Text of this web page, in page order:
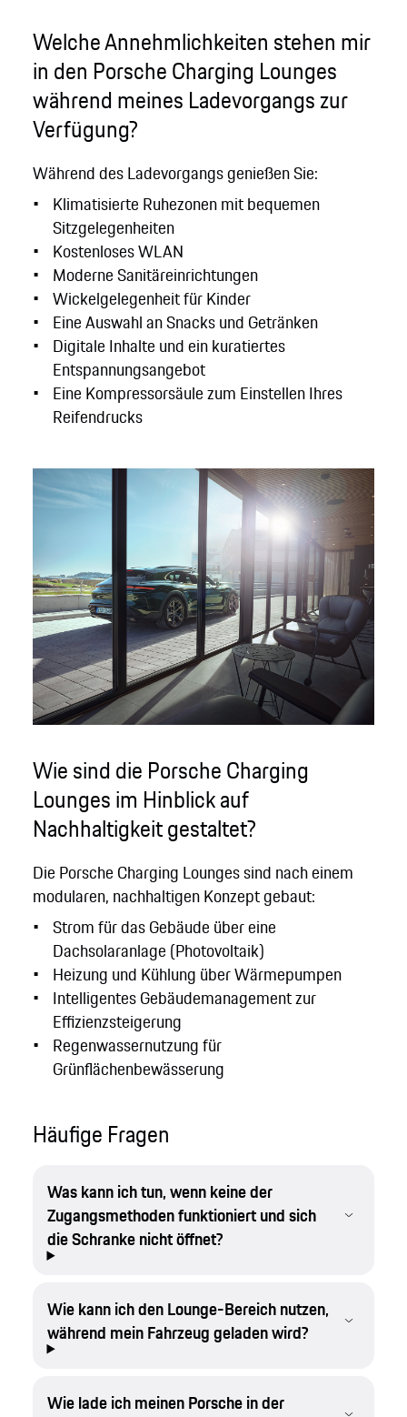
Welche Annehmlichkeiten stehen mir
in den Porsche Charging Lounges
während meines Ladevorgangs zur
Verfügung?
Während des Ladevorgangs genießen Sie:
Klimatisierte Ruhezonen mit bequemen
Sitzgelegenheiten
Kostenloses WLAN
Moderne Sanitäreinrichtungen
Wickelgelegenheit für Kinder
Eine Auswahl an Snacks und Getränken
Digitale Inhalte und ein kuratiertes
Entspannungsangebot
Eine Kompressorsäule zum Einstellen Ihres
Reifendrucks
Wie sind die Porsche Charging
Lounges im Hinblick auf
Nachhaltigkeit gestaltet?
Die Porsche Charging Lounges sind nach einem
modularen, nachhaltigen Konzept gebaut:
Strom für das Gebäude über eine
Dachsolaranlage (Photovoltaik)
Heizung und Kühlung über Wärmepumpen
Intelligentes Gebäudemanagement zur
Effizienzsteigerung
Regenwassernutzung für
Grünflächenbewässerung
Häufige Fragen
Was kann ich tun, wenn keine der
Zugangsmethoden funktioniert und sich
die Schranke nicht öffnet?
Wie kann ich den Lounge-Bereich nutzen,
während mein Fahrzeug geladen wird?
Wie lade ich meinen Porsche in der